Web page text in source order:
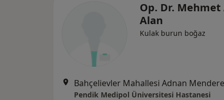
Op. Dr.
Alan
Kulak burun boğaz
Pendik Medipol Üniversitesi Hastanesi